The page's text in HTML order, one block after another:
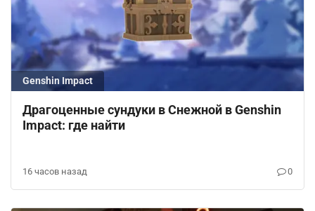
Genshin Impact
Драгоценные сундуки в Снежной в Genshin
Impact: где найти
16 часов назад 0